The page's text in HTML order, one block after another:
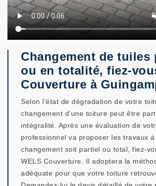
Changement de tuiles
ou en totalité, fiez-
Couverture à
Selon l’état de dégradation de votre
changement d’une toiture peut être
intégralité. Après une évaluation de
professionnel va proposer les travaux
changement soit partiel ou total, fiez-
WELS Couverture. Il adoptera la
adéquate pour que votre toiture